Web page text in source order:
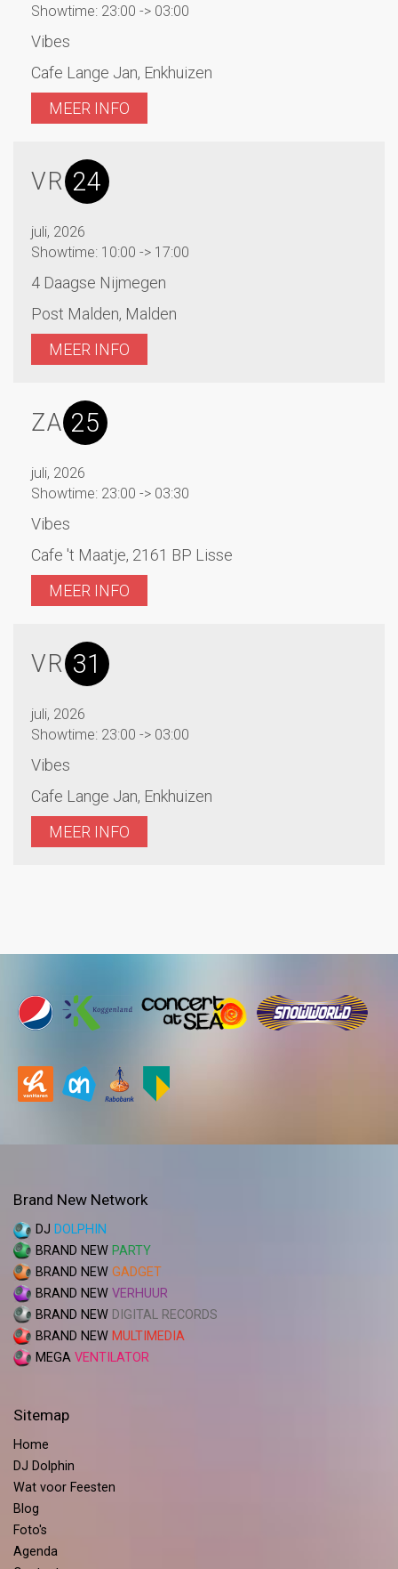
Showtime: 23:00 -> 03:00
Vibes
Cafe Lange Jan, Enkhuizen
MEER INFO
VR 24
juli, 2026
Showtime: 10:00 -> 17:00
4 Daagse Nijmegen
Post Malden, Malden
MEER INFO
ZA 25
juli, 2026
Showtime: 23:00 -> 03:30
Vibes
Cafe 't Maatje, 2161 BP Lisse
MEER INFO
VR 31
juli, 2026
Showtime: 23:00 -> 03:00
Vibes
Cafe Lange Jan, Enkhuizen
MEER INFO
Brand New Network
DJ DOLPHIN
BRAND NEW PARTY
BRAND NEW GADGET
BRAND NEW VERHUUR
BRAND NEW DIGITAL RECORDS
BRAND NEW MULTIMEDIA
MEGA VENTILATOR
Sitemap
Home
DJ Dolphin
Wat voor Feesten
Blog
Foto's
Agenda